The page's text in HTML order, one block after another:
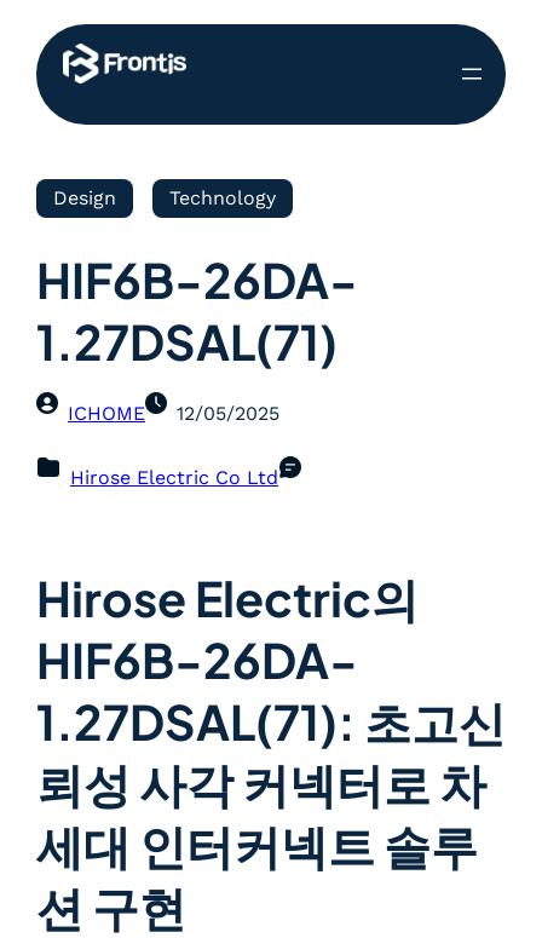
Design Technology
HIF6B-26DA-
1.27DSAL(71)
ICHOME 12/05/2025
Hirose Electric Co Ltd
Hirose Electric의
HIF6B-26DA-
1.27DSAL(71): 초고신
뢰성 사각 커넥터로 차
세대 인터커넥트 솔루
션 구현